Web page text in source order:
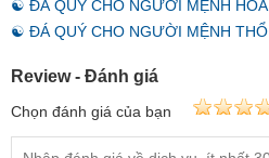
☯ ĐÁ QUÝ CHO NGƯỜI MỆNH HỎA
☯ ĐÁ QUÝ CHO NGƯỜI MỆNH THỔ
Review - Đánh giá
Chọn đánh giá của bạn